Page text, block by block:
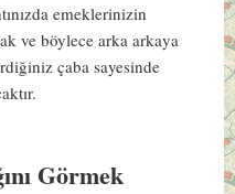
emeklerinizin
ve böylece arka arkaya
çaba sayesinde
Görmek